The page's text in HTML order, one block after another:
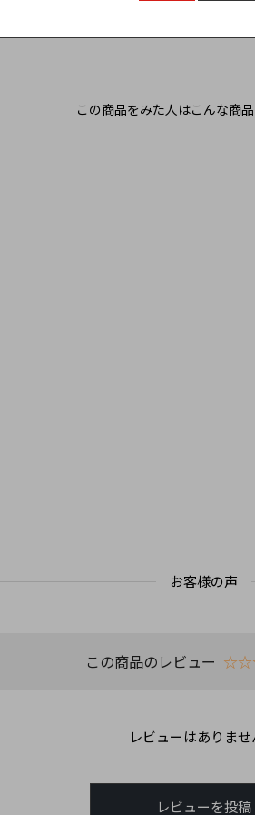
この商品をみた人はこんな商
お客様の声
この商品のレビュー
レビューはありませ
レビューを投稿